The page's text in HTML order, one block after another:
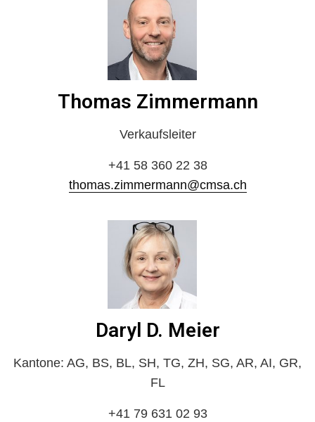
Thomas Zimmermann
Verkaufsleiter
+41 58 360 22 38
thomas.zimmermann@cmsa.ch
Daryl D. Meier
Kantone: AG, BS, BL, SH, TG, ZH, SG, AR, AI, GR,
FL
+41 79 631 02 93